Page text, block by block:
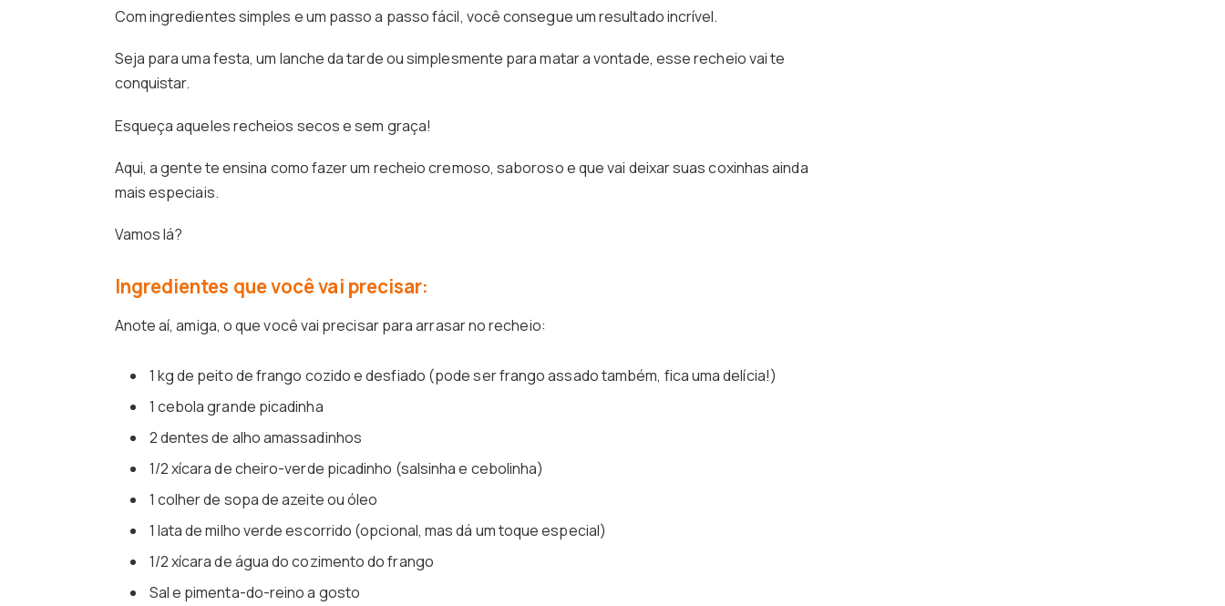
Com ingredientes simples e um passo a passo fácil, você consegue um resultado incrível.
Seja para uma festa, um lanche da tarde ou simplesmente para matar a vontade, esse recheio vai te
conquistar.
Esqueça aqueles recheios secos e sem graça!
Aqui, a gente te ensina como fazer um recheio cremoso, saboroso e que vai deixar suas coxinhas ainda
mais especiais.
Vamos lá?
Ingredientes que você vai precisar:
Anote aí, amiga, o que você vai precisar para arrasar no recheio:
1 kg de peito de frango cozido e desfiado (pode ser frango assado também, fica uma delícia!)
1 cebola grande picadinha
2 dentes de alho amassadinhos
1/2 xícara de cheiro-verde picadinho (salsinha e cebolinha)
1 colher de sopa de azeite ou óleo
1 lata de milho verde escorrido (opcional, mas dá um toque especial)
1/2 xícara de água do cozimento do frango
Sal e pimenta-do-reino a gosto